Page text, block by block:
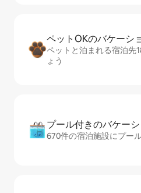
ペットOKのバ⁠ケ⁠ー⁠シ⁠
ペットと泊まれる宿泊先
ょう
プール付きのバ⁠ケ⁠ー⁠
670件の宿泊施設にプー